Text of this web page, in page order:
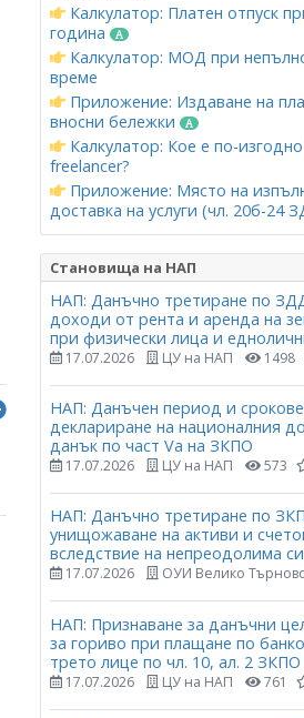
Калкулатор: Платен отпуск
година
Калкулатор: МОД при
време
Приложение: Издаване на
вносни бележки
Калкулатор: Кое е по-
freelancer?
Приложение: Място на
доставка на услуги (чл. 20б-24
Становища на НАП
НАП: Данъчно третиране по
доходи от рента и аренда на
при физически лица и
17.07.2026 ЦУ на НАП 1498
НАП: Данъчен период и
деклариране на националния
данък по част Vа на ЗКПО
17.07.2026 ЦУ на НАП 573
НАП: Данъчно третиране по
унищожаване на активи и
вследствие на непреодолима
17.07.2026 ОУИ Велико
НАП: Признаване за данъчни
за гориво при плащане по
трето лице по чл. 10, ал. 2 ЗКПО
17.07.2026 ЦУ на НАП 761